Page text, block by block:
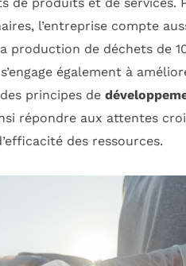
l’entreprise compte
production de déchets de
également à
principes de
répondre aux attentes
des ressources.